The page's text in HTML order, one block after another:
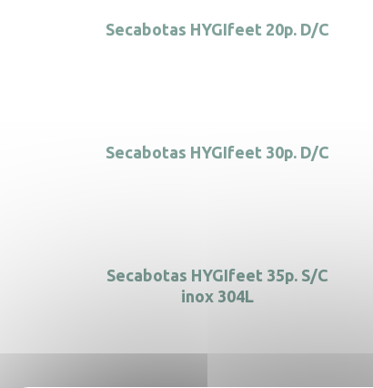
Secabotas HYGIfeet 20p. D/C
Secabotas HYGIfeet 30p. D/C
Secabotas HYGIfeet 35p. S/C
inox 304L